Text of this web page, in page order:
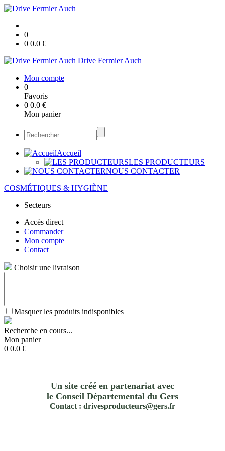
0
0 0.0 €
Drive Fermier Auch
Mon compte
0
Favoris
0 0.0 €
Mon panier
Accueil
LES PRODUCTEURS
NOUS CONTACTER
COSMÉTIQUES & HYGIÈNE
Secteurs
Accès direct
Commander
Mon compte
Contact
Choisir une livraison
Masquer les produits indisponibles
Recherche en cours...
Mon panier
0 0.0 €
Un site créé en partenariat avec
le Conseil Départemental du Gers
Contact : drivesproducteurs@gers.fr